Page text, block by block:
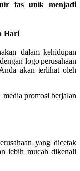
tas unik menjadi
Hari
dalam kehidupan
logo perusahaan
akan terlihat oleh
media promosi berjalan
yang dicetak
lebih mudah dikenali